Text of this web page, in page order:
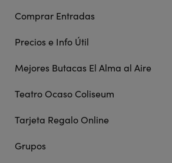
Comprar Entradas
Precios e Info Útil
Mejores Butacas El Alma al Aire
Teatro Ocaso Coliseum
Tarjeta Regalo Online
Grupos